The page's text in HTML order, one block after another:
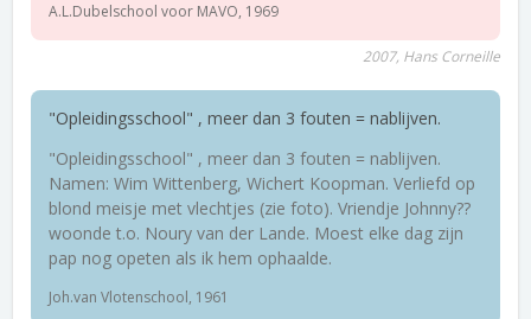
A.L.Dubelschool voor MAVO, 1969
2007, Hans Corneille
"Opleidingsschool" , meer dan 3 fouten = nablijven.
"Opleidingsschool" , meer dan 3 fouten = nablijven.
Namen: Wim Wittenberg, Wichert Koopman. Verliefd op
blond meisje met vlechtjes (zie foto). Vriendje Johnny??
woonde t.o. Noury van der Lande. Moest elke dag zijn
pap nog opeten als ik hem ophaalde.
Joh.van Vlotenschool, 1961